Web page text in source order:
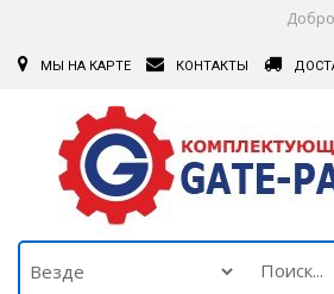
МЫ НА КАРТЕ КОНТАКТЫ